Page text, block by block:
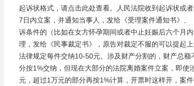
起诉状格式，请点击此处查看。人民法院收到起诉状或
7日内立案，并通知当事人，发给《受理案件通知书》
诉条件的（比如在女方怀孕期间或者中止妊娠后六个月
理，发给《民事裁定书》，原告对裁定不服的可以提起
法律规定每件交纳10-50元。涉及财产分割的，财产总
分按1%交纳，但现在大部分的法院离婚案件立案，即
元，超过1万元的部分再按1%计算，开票时这样开，案